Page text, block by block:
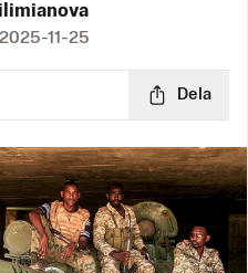
2025-11-25
Dela